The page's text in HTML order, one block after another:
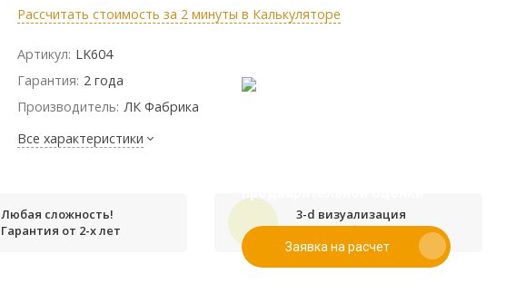
Рассчитать стоимость за 2 минуты в Калькуляторе
Артикул: LK604
Гарантия: 2 года
Производитель: ЛК Фабрика
Все характеристики
Любая сложность!
Гарантия от 2-х лет
3-d визуализация
проекта бесплатно
Заявка на расчет